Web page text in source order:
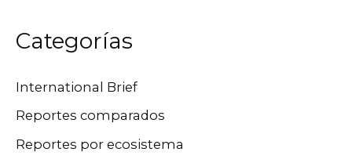
Categorías
International Brief
Reportes comparados
Reportes por ecosistema